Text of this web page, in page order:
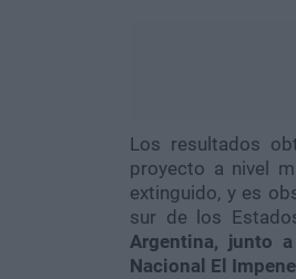
Los resultados
proyecto a nivel
extinguido, y es
sur de los
Argentina, junto
Nacional El